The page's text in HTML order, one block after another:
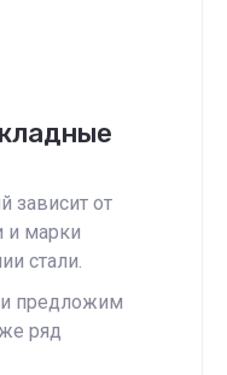
зависит от
и марки
стали.
предложим
ряд